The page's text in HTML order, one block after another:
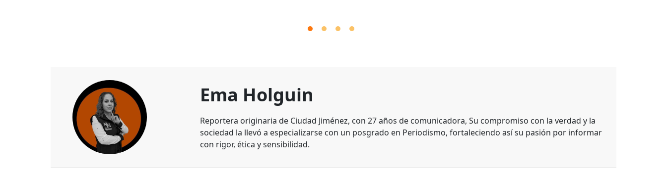
Ema Holguin
Reportera originaria de Ciudad Jiménez, con 27 años de comunicadora, Su compromiso con la verdad y la
sociedad la llevó a especializarse con un posgrado en Periodismo, fortaleciendo así su pasión por informar
con rigor, ética y sensibilidad.